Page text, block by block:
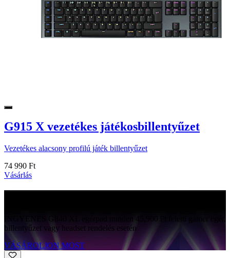
G915 X vezetékes játékosbillentyűzet
Vezetékes alacsony profilú játék billentyűzet
74 990 Ft
Vásárlás
INGYENES G840 XL egérpad minden 45,900 Ft feletti gamer egér,
billentyűzet vagy headset rendelés esetén
VÁSÁROLJON MOST